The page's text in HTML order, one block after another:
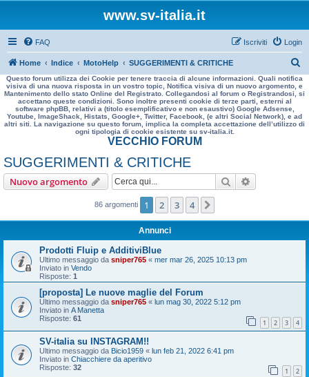
www.sv-italia.it
FAQ Login
Iscriviti
Home Indice MotoHelp SUGGERIMENTI & CRITICHE
e
r
a
Questo forum utilizza dei Cookie per tenere traccia di alcune informazioni. Quali notifica
visiva di una nuova risposta in un vostro topic, Notifica visiva di un nuovo argomento, e
Mantenimento dello stato Online del Registrato. Collegandosi al forum o Registrandosi, si
accettano queste condizioni. Sono inoltre presenti cookie di terze parti, esterni al
software phpBB, relativi a (titolo esemplificativo e non esaustivo) Google Adsense,
Youtube, ImageShack, Histats, Google+, Twitter, Facebook, (e altri Social Network), e ad
altri siti. La navigazione su questo forum, implica la completa accettazione dell’utilizzo di
ogni tipologia di cookie esistente su sv-italia.it.
VECCHIO FORUM
SUGGERIMENTI & CRITICHE
Nuovo argomento Cerca
86 argomenti 1 2 3 4
Annunci
Prodotti Fluip e AdditiviBlue
Ultimo messaggio da sniper765 « mer mar 26, 2025 10:13 pm
Inviato in Vendo
Risposte: 1
[proposta] Le nuove maglie del Forum
Ultimo messaggio da sniper765 « lun mag 30, 2022 5:12 pm
Inviato in A Manetta
Risposte: 61 1 2 3 4
SV-italia su INSTAGRAM!!
Ultimo messaggio da Bicio1959 « lun feb 21, 2022 6:41 pm
Inviato in Chiacchiere da aperitivo
Risposte: 32 1 2